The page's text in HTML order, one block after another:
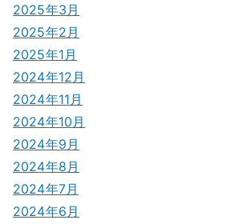
2025年3月
2025年2月
2025年1月
2024年12月
2024年11月
2024年10月
2024年9月
2024年8月
2024年7月
2024年6月